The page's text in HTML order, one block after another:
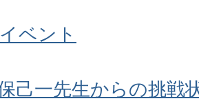
ベント
己一先生からの挑戦